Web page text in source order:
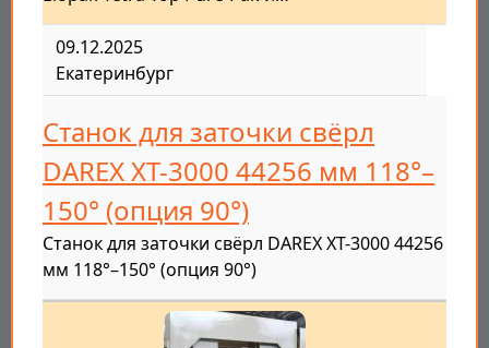
09.12.2025
Екатеринбург
Станок для заточки свёрл
DAREX XT-3000 44256 мм 118°–
150° (опция 90°)
Станок для заточки свёрл DAREX XT-3000 44256
мм 118°–150° (опция 90°)